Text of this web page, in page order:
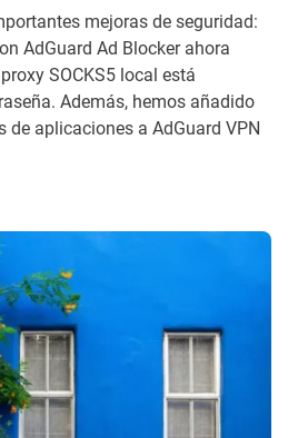
mejoras de seguridad:
AdGuard Ad Blocker ahora
SOCKS5 local está
Además, hemos añadido
de aplicaciones a AdGuard VPN